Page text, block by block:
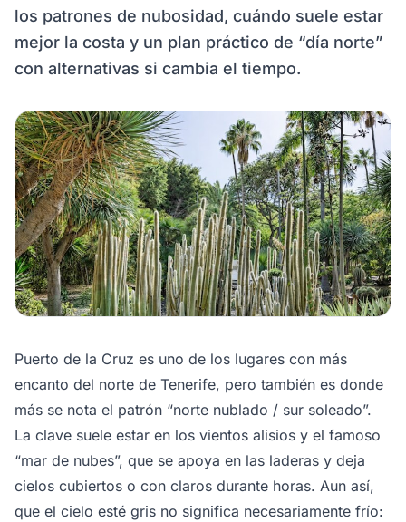
los patrones de nubosidad, cuándo suele estar
mejor la costa y un plan práctico de “día norte”
con alternativas si cambia el tiempo.
Puerto de la Cruz es uno de los lugares con más
encanto del norte de Tenerife, pero también es donde
más se nota el patrón “norte nublado / sur soleado”.
La clave suele estar en los vientos alisios y el famoso
“mar de nubes”, que se apoya en las laderas y deja
cielos cubiertos o con claros durante horas. Aun así,
que el cielo esté gris no significa necesariamente frío: